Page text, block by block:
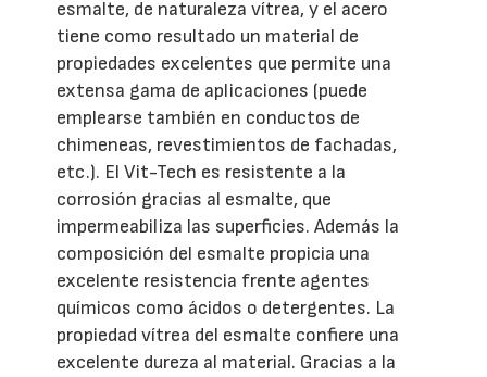
esmalte, de naturaleza vítrea, y el acero
tiene como resultado un material de
propiedades excelentes que permite una
extensa gama de aplicaciones (puede
emplearse también en conductos de
chimeneas, revestimientos de fachadas,
etc.). El Vit-Tech es resistente a la
corrosión gracias al esmalte, que
impermeabiliza las superficies. Además la
composición del esmalte propicia una
excelente resistencia frente agentes
químicos como ácidos o detergentes. La
propiedad vítrea del esmalte confiere una
excelente dureza al material. Gracias a la